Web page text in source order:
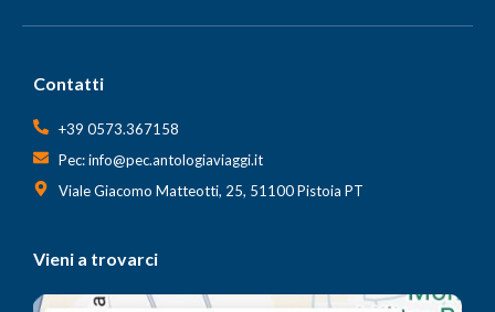
Contatti
+39 0573.367158
Pec: info@pec.antologiaviaggi.it
Viale Giacomo Matteotti, 25, 51100 Pistoia PT
Vieni a trovarci